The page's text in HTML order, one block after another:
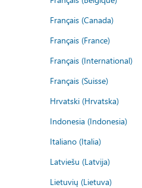
Français (Canada)
Français (France)
Français (International)
Français (Suisse)
Hrvatski (Hrvatska)
Indonesia (Indonesia)
Italiano (Italia)
Latviešu (Latvija)
Lietuvių (Lietuva)